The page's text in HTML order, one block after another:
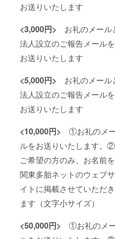
お送りいたします
<3,000円> お礼のメール
法人設立のご報告メールを
お送りいたします
<5,000円> お礼のメール
法人設立のご報告メールを
お送りいたします
<10,000円> ①お礼のメ
ルをお送りいたします。②
ご希望の方のみ、お名前を
関東多胎ネットのウェブサ
イトに掲載させていただき
ます（文字小サイズ）
<50,000円> ①お礼のメ